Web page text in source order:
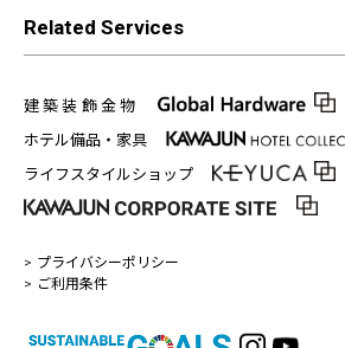
Related Services
建築装飾金物
ホテル備品・家具
ライフスタイルショップ
プライバシーポリシー
ご利用条件